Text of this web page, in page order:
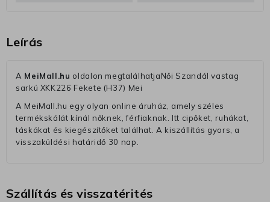
Leírás
A MeiMall.hu oldalon megtalálhatjaNői Szandál vastag
sarkú XKK226 Fekete (H37) Mei
A MeiMall.hu egy olyan online áruház, amely széles
termékskálát kínál nőknek, férfiaknak. Itt cipőket, ruhákat,
táskákat és kiegészítőket találhat. A kiszállítás gyors, a
visszaküldési határidő 30 nap.
Szállítás és visszatérités